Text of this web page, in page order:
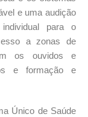
e uma audição
individual para o
a zonas de
os ouvidos e
e formação e
Único de Saúde